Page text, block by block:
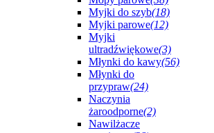
Myjki do szyb(18)
Myjki parowe(12)
Myjki
ultradźwiękowe(3)
Młynki do kawy(56)
Młynki do
przypraw(24)
Naczynia
żaroodporne(2)
Nawilżacze